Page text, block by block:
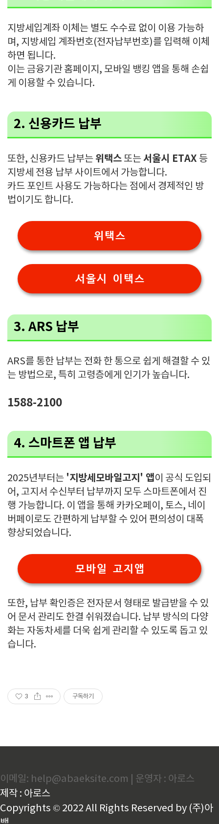
지방세입계좌 이체는 별도 수수료 없이 이용 가능하
며, 지방세입 계좌번호(전자납부번호)를 입력해 이체
하면 됩니다.
이는 금융기관 홈페이지, 모바일 뱅킹 앱을 통해 손쉽
게 이용할 수 있습니다.
2. 신용카드 납부
또한, 신용카드 납부는 위택스 또는서울시 ETAX 등
지방세 전용 납부 사이트에서 가능합니다.
카드 포인트 사용도 가능하다는 점에서 경제적인 방
법이기도 합니다.
위택스
서울시 이택스
3. ARS 납부
ARS를 통한 납부는 전화 한 통으로 쉽게 해결할 수 있
는 방법으로, 특히 고령층에게 인기가 높습니다.
1588-2100
4. 스마트폰 앱 납부
2025년부터는 '지방세모바일고지' 앱이 공식 도입되
어, 고지서 수신부터 납부까지 모두 스마트폰에서 진
행 가능합니다. 이 앱을 통해 카카오페이, 토스, 네이
버페이로도 간편하게 납부할 수 있어 편의성이 대폭
향상되었습니다.
모바일 고지앱
또한, 납부 확인증은 전자문서 형태로 발급받을 수 있
어 문서 관리도 한결 쉬워졌습니다. 납부 방식의 다양
화는 자동차세를 더욱 쉽게 관리할 수 있도록 돕고 있
습니다.
3 구독하기
이메일: help@abaeksite.com | 운영자 : 아로스
제작 : 아로스
Copyrights © 2022 All Rights Reserved by (주)아